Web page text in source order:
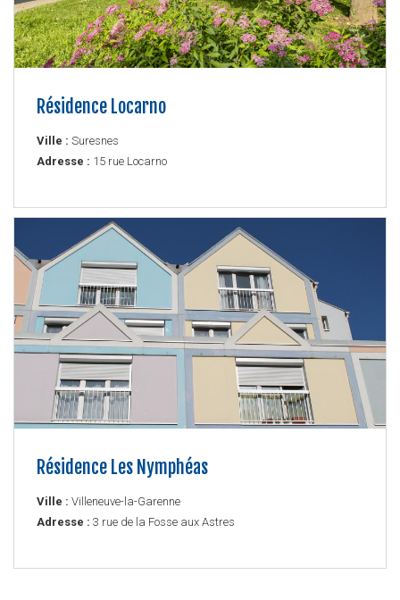
Résidence Locarno
Ville : Suresnes
Adresse : 15 rue Locarno
Résidence Les Nymphéas
Ville : Villeneuve-la-Garenne
Adresse : 3 rue de la Fosse aux Astres